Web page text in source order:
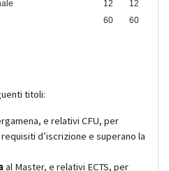
12
12
60 60
titoli:
e relativi CFU, per
d’iscrizione e superano la
al Master, e relativi ECTS, per